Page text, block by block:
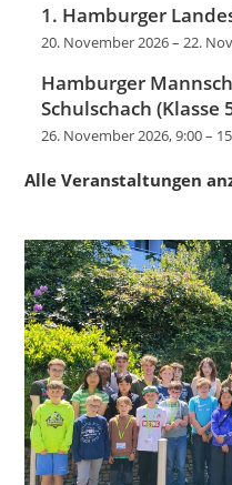
1. Hamburger
20. November 2026–22.
Hamburger
Schulschach (Klasse
26. November 2026, 9:00–
Alle Veranstaltungen